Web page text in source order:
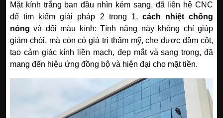
Mặt kính trắng ban đầu nhìn kém sang, đã liên hệ CNC
để tìm kiếm giải pháp 2 trong 1, cách nhiệt chống
nóng và đổi màu kính: Tính năng này không chỉ giúp
giảm chói, mà còn có giá trị thẩm mỹ, che được dầm cột,
tạo cảm giác kính liền mạch, đẹp mắt và sang trọng, đã
mang đến hiệu ứng đồng bộ và hiện đại cho mặt tiền.